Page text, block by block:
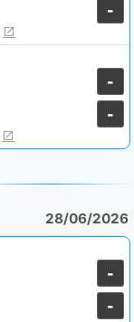
-
-
-
28/06/2026
-
-